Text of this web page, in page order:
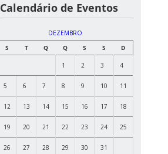
Calendário de Eventos
DEZEMBRO
S
T Q Q S S D
1 2 3 4
5 6 7 8 9 10 11
12 13 14 15 16 17 18
19 20 21 22 23 24 25
26 27 28 29 30 31